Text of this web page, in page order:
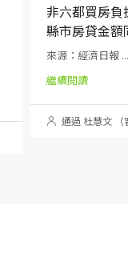
非六都買房負
縣市房貸金額
來源：經濟日報 ...
繼續閱讀
通過 杜慧文 （